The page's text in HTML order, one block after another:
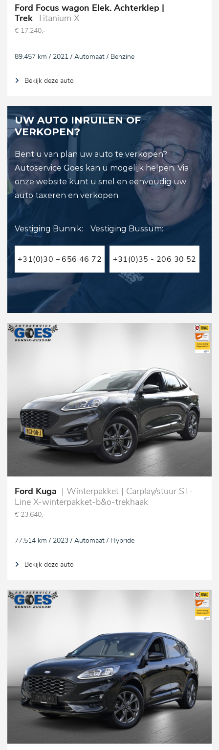
Ford Focus wagon Elek. Achterklep |
Trek
Titanium X
€ 17.240,-
89.457 km / 2021 / Automaat / Benzine
Bekijk deze auto
UW AUTO INRUILEN OF
VERKOPEN?
Bent u van plan uw auto te verkopen?
Autoservice Goes kan u mogelijk helpen. Via
onze website kunt u snel en eenvoudig uw
auto taxeren en verkopen.
Vestiging Bunnik: Vestiging Bussum:
+31(0)30 – 656 46 72 +31(0)35 - 206 30 52
Ford Kuga
| Winterpakket | Carplay/stuur ST-
Line X-winterpakket-b&o-trekhaak
€ 23.640,-
77.514 km / 2023 / Automaat / Hybride
Bekijk deze auto